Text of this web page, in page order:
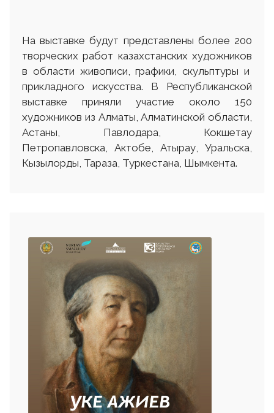
На выставке будут представлены более 200
творческих работ казахстанских художников
в области живописи, графики, скульптуры и
прикладного искусства. В Республиканской
выставке приняли участие около 150
художников из Алматы, Алматинской области,
Астаны, Павлодара, Кокшетау
Петропавловска, Актобе, Атырау, Уральска,
Кызылорды, Тараза, Туркестана, Шымкента.